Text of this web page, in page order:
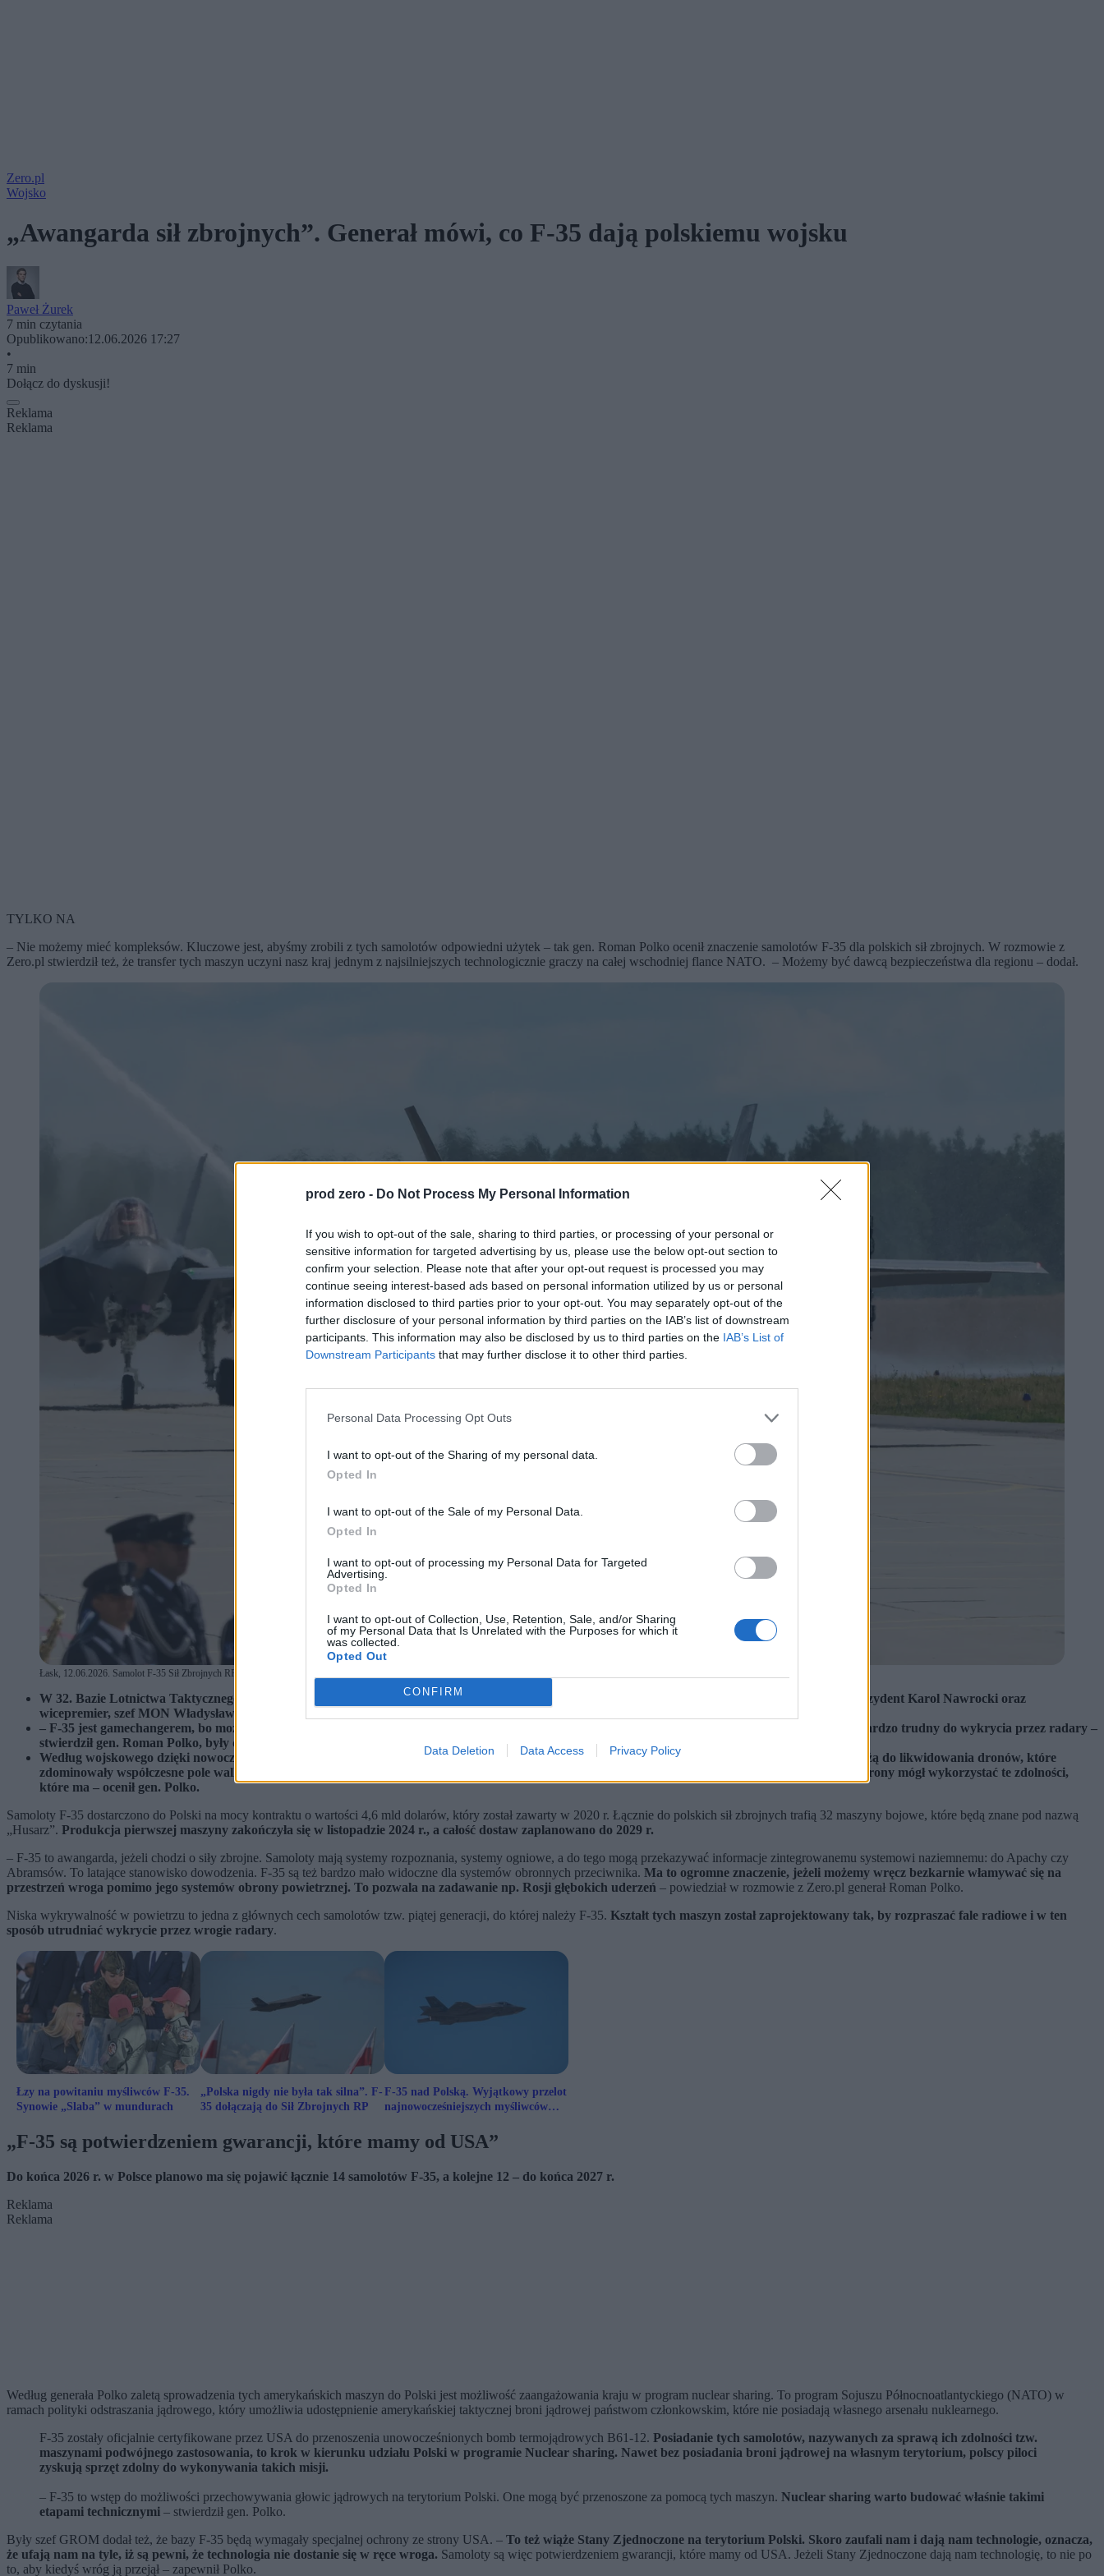
prod zero - Do Not Process My Personal Information
If you wish to opt-out of the sale, sharing to third parties, or processing of your personal or
sensitive information for targeted advertising by us, please use the below opt-out section to
confirm your selection. Please note that after your opt-out request is processed you may
continue seeing interest-based ads based on personal information utilized by us or personal
information disclosed to third parties prior to your opt-out. You may separately opt-out of the
further disclosure of your personal information by third parties on the IAB’s list of downstream
participants. This information may also be disclosed by us to third parties on the IAB’s List of
Downstream Participants that may further disclose it to other third parties.
Personal Data Processing Opt Outs
I want to opt-out of the Sharing of my personal data.
Opted In
I want to opt-out of the Sale of my Personal Data.
Opted In
I want to opt-out of processing my Personal Data for Targeted
Advertising.
Opted In
I want to opt-out of Collection, Use, Retention, Sale, and/or Sharing
of my Personal Data that Is Unrelated with the Purposes for which it
was collected.
Opted Out
CONFIRM
Data Deletion Data Access Privacy Policy
Zero.pl
Wojsko
„Awangarda sił zbrojnych”. Generał mówi, co F-35 dają polskiemu wojsku
Paweł Żurek
7 min czytania
Opublikowano:12.06.2026 17:27
•
7 min
Dołącz do dyskusji!
Reklama
Reklama
TYLKO NA
– Nie możemy mieć kompleksów. Kluczowe jest, abyśmy zrobili z tych samolotów odpowiedni użytek – tak gen. Roman Polko ocenił znaczenie samolotów F-35 dla polskich sił zbrojnych. W rozmowie z
Zero.pl stwierdził też, że transfer tych maszyn uczyni nasz kraj jednym z najsilniejszych technologicznie graczy na całej wschodniej flance NATO. – Możemy być dawcą bezpieczeństwa dla regionu – dodał.
Łask, 12.06.2026. Samolot F-35 Sił Zbrojnych RP na pasie startowym na terenie 32. Bazy Lotnictwa Taktycznego w Łasku, 12 bm. (amb) PAP/Marian Zubrzycki (fot. Marian Zubrzycki / PAP)
W 32. Bazie Lotnictwa Taktycznego w Łasku do polskich Sił Zbrojnych włączono pierwsze trzy samoloty F-35. W uroczystości wzięli udział m.in. prezydent Karol Nawrocki oraz
wicepremier, szef MON Władysław Kosiniak-Kamysz.
– F-35 jest gamechangerem, bo może przełamać wielowarstwowy system obrony powietrznej wrogiego nam państwa. Dokonuje tego, ponieważ jest bardzo trudny do wykrycia przez radary –
stwierdził gen. Roman Polko, były dowódca GROM, w rozmowie z Zero.pl.
Według wojskowego dzięki nowoczesnym funkcjom samoloty F-35 będą bardzo potrzebne polskim siłom zbrojnym. Podkreślił też, że maszyny nie służą do likwidowania dronów, które
zdominowały współczesne pole walki. – Żeby niszczyć skutecznie bezzałogowce, wcale nie są potrzebne superrakiety, tylko procedury, by dowódca obrony mógł wykorzystać te zdolności,
które ma – ocenił gen. Polko.
Samoloty F-35 dostarczono do Polski na mocy kontraktu o wartości 4,6 mld dolarów, który został zawarty w 2020 r. Łącznie do polskich sił zbrojnych trafią 32 maszyny bojowe, które będą znane pod nazwą
„Husarz”. Produkcja pierwszej maszyny zakończyła się w listopadzie 2024 r., a całość dostaw zaplanowano do 2029 r.
– F-35 to awangarda, jeżeli chodzi o siły zbrojne. Samoloty mają systemy rozpoznania, systemy ogniowe, a do tego mogą przekazywać informacje zintegrowanemu systemowi naziemnemu: do Apachy czy
Abramsów. To latające stanowisko dowodzenia. F-35 są też bardzo mało widoczne dla systemów obronnych przeciwnika. Ma to ogromne znaczenie, jeżeli możemy wręcz bezkarnie włamywać się na
przestrzeń wroga pomimo jego systemów obrony powietrznej. To pozwala na zadawanie np. Rosji głębokich uderzeń – powiedział w rozmowie z Zero.pl generał Roman Polko.
Niska wykrywalność w powietrzu to jedna z głównych cech samolotów tzw. piątej generacji, do której należy F-35. Kształt tych maszyn został zaprojektowany tak, by rozpraszać fale radiowe i w ten
sposób utrudniać wykrycie przez wrogie radary.
Łzy na powitaniu myśliwców F-35.
Synowie „Slaba” w mundurach
„Polska nigdy nie była tak silna”. F-
35 dołączają do Sił Zbrojnych RP
F-35 nad Polską. Wyjątkowy przelot
najnowocześniejszych myśliwców
„F-35 są potwierdzeniem gwarancji, które mamy od USA”
Do końca 2026 r. w Polsce planowo ma się pojawić łącznie 14 samolotów F-35, a kolejne 12 – do końca 2027 r.
Reklama
Reklama
Według generała Polko zaletą sprowadzenia tych amerykańskich maszyn do Polski jest możliwość zaangażowania kraju w program nuclear sharing. To program Sojuszu Północnoatlantyckiego (NATO) w
ramach polityki odstraszania jądrowego, który umożliwia udostępnienie amerykańskiej taktycznej broni jądrowej państwom członkowskim, które nie posiadają własnego arsenału nuklearnego.
F-35 zostały oficjalnie certyfikowane przez USA do przenoszenia unowocześnionych bomb termojądrowych B61-12. Posiadanie tych samolotów, nazywanych za sprawą ich zdolności tzw.
maszynami podwójnego zastosowania, to krok w kierunku udziału Polski w programie Nuclear sharing. Nawet bez posiadania broni jądrowej na własnym terytorium, polscy piloci
zyskują sprzęt zdolny do wykonywania takich misji.
– F-35 to wstęp do możliwości przechowywania głowic jądrowych na terytorium Polski. One mogą być przenoszone za pomocą tych maszyn. Nuclear sharing warto budować właśnie takimi
etapami technicznymi – stwierdził gen. Polko.
Były szef GROM dodał też, że bazy F-35 będą wymagały specjalnej ochrony ze strony USA. – To też wiąże Stany Zjednoczone na terytorium Polski. Skoro zaufali nam i dają nam technologie, oznacza,
że ufają nam na tyle, iż są pewni, że technologia nie dostanie się w ręce wroga. Samoloty są więc potwierdzeniem gwarancji, które mamy od USA. Jeżeli Stany Zjednoczone dają nam technologię, to nie po
to, aby kiedyś wróg ją przejął – zapewnił Polko.